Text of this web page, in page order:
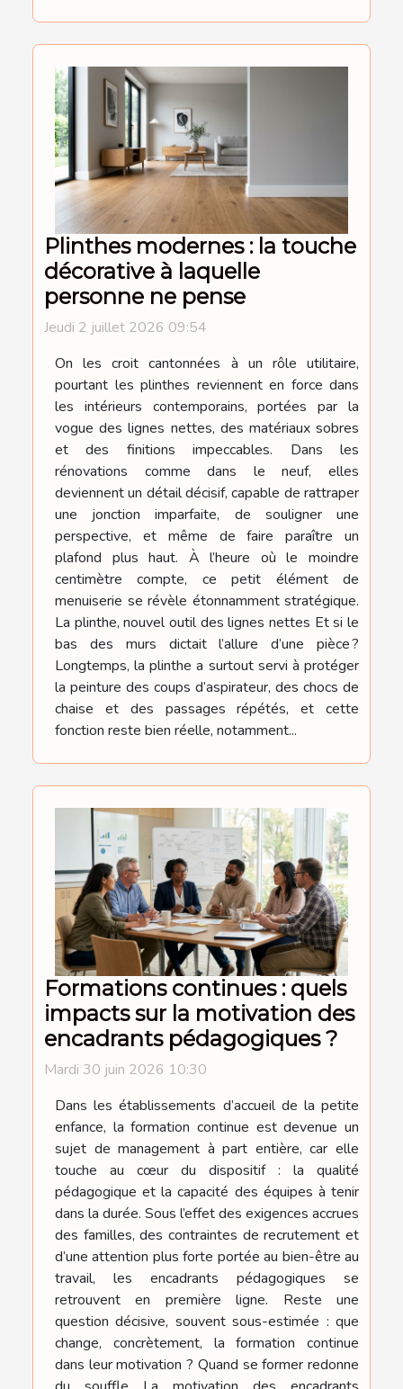
Plinthes modernes : la touche
décorative à laquelle
personne ne pense
Jeudi 2 juillet 2026 09:54
On les croit cantonnées à un rôle utilitaire,
pourtant les plinthes reviennent en force dans
les intérieurs contemporains, portées par la
vogue des lignes nettes, des matériaux sobres
et des finitions impeccables. Dans les
rénovations comme dans le neuf, elles
deviennent un détail décisif, capable de rattraper
une jonction imparfaite, de souligner une
perspective, et même de faire paraître un
plafond plus haut. À l’heure où le moindre
centimètre compte, ce petit élément de
menuiserie se révèle étonnamment stratégique.
La plinthe, nouvel outil des lignes nettes Et si le
bas des murs dictait l’allure d’une pièce ?
Longtemps, la plinthe a surtout servi à protéger
la peinture des coups d’aspirateur, des chocs de
chaise et des passages répétés, et cette
fonction reste bien réelle, notamment...
Formations continues : quels
impacts sur la motivation des
encadrants pédagogiques ?
Mardi 30 juin 2026 10:30
Dans les établissements d’accueil de la petite
enfance, la formation continue est devenue un
sujet de management à part entière, car elle
touche au cœur du dispositif : la qualité
pédagogique et la capacité des équipes à tenir
dans la durée. Sous l’effet des exigences accrues
des familles, des contraintes de recrutement et
d’une attention plus forte portée au bien-être au
travail, les encadrants pédagogiques se
retrouvent en première ligne. Reste une
question décisive, souvent sous-estimée : que
change, concrètement, la formation continue
dans leur motivation ? Quand se former redonne